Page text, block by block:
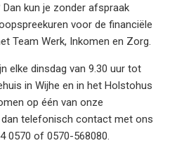
kun je zonder afspraak
voor de financiële
Team Werk, Inkomen en Zorg.
elke dinsdag van 9.30 uur tot
in Wijhe en in het Holstohus
op één van onze
telefonisch contact met ons
0570 of 0570-568080.